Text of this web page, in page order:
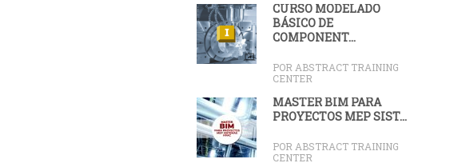
CURSO MODELADO
BÁSICO DE
COMPONENT...
POR ABSTRACT TRAINING
CENTER
MÁSTER BIM PARA
PROYECTOS MEP SIST...
POR ABSTRACT TRAINING
CENTER